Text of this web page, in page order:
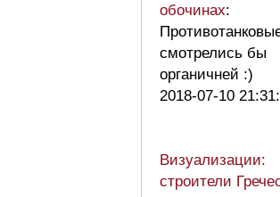
обочинах:
смотрелись бы
органичней :)
2018-07-10
Визуализации:
строители